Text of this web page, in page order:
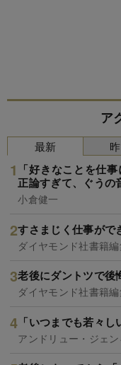
ア
最新
「好きなことを仕
正論すぎて、ぐうの
小倉健一
すさまじく仕事がで
ダイヤモンド社書籍
老後にダントツで後
ダイヤモンド社書籍
「いつまでも若々
アンドリュー・ジェ